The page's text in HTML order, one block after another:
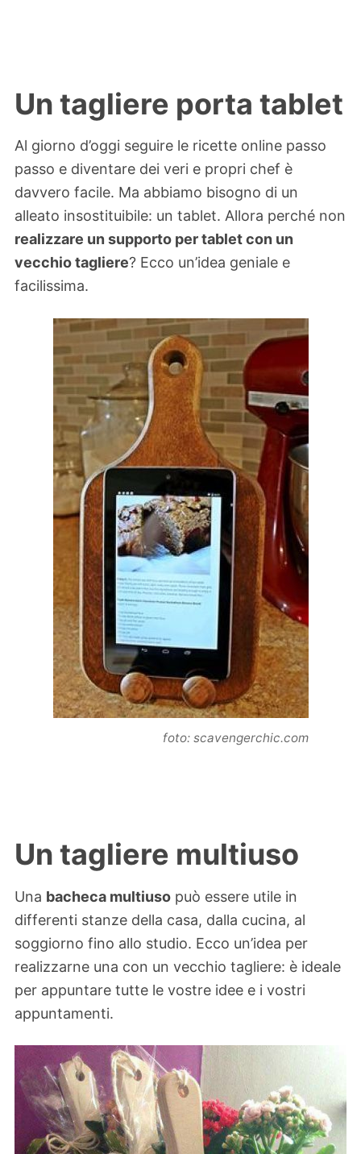
Un tagliere porta tablet
Al giorno d’oggi seguire le ricette online passo
passo e diventare dei veri e propri chef è
davvero facile. Ma abbiamo bisogno di un
alleato insostituibile: un tablet. Allora perché non
realizzare un supporto per tablet con un
vecchio tagliere? Ecco un’idea geniale e
facilissima.
foto: scavengerchic.com
Un tagliere multiuso
Una bacheca multiuso può essere utile in
differenti stanze della casa, dalla cucina, al
soggiorno fino allo studio. Ecco un’idea per
realizzarne una con un vecchio tagliere: è ideale
per appuntare tutte le vostre idee e i vostri
appuntamenti.